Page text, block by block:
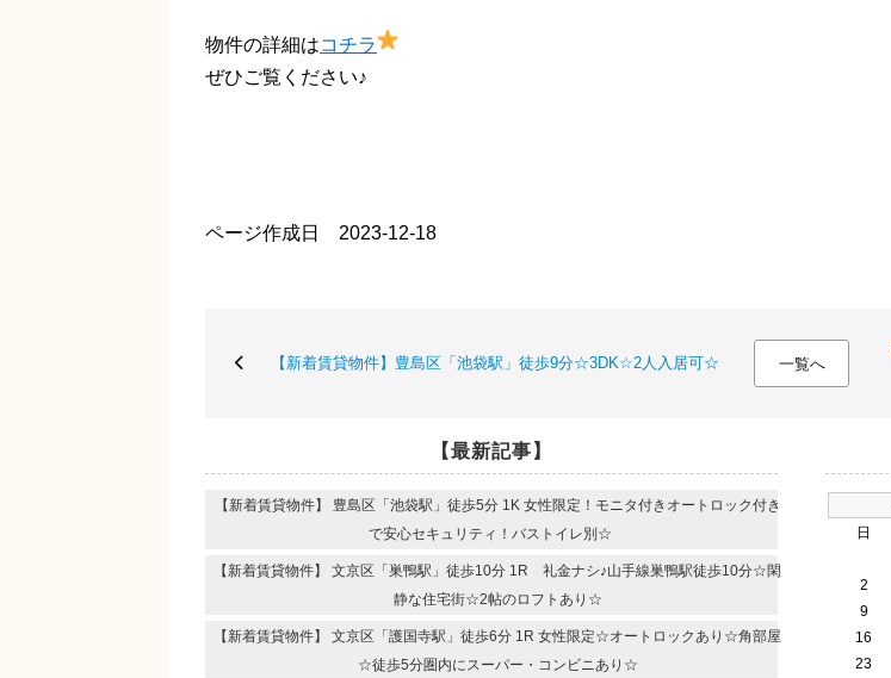
物件の詳細はコチラ
ぜひご覧ください♪
ページ作成日 2023-12-18
【新着賃貸物件】豊島区「池袋駅」徒歩9分☆3DK☆2人入居可☆ 一覧へ
【最新記事】
【新着賃貸物件】 豊島区「池袋駅」徒歩5分 1K 女性限定！モニタ付きオートロック付き
で安心セキュリティ！バストイレ別☆
【新着賃貸物件】 文京区「巣鴨駅」徒歩10分 1R 礼金ナシ♪山手線巣鴨駅徒歩10分☆閑
静な住宅街☆2帖のロフトあり☆
【新着賃貸物件】 文京区「護国寺駅」徒歩6分 1R 女性限定☆オートロックあり☆角部屋
☆徒歩5分圏内にスーパー・コンビニあり☆
日
2
9
16
23